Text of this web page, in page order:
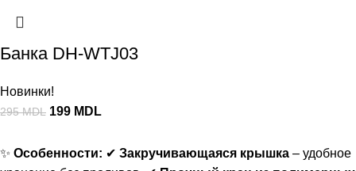
Банка DH-WTJ03
Новинки!
295MDL 199 MDL
✨ Особенности: ✔ Закручивающаяся крышка – удобное